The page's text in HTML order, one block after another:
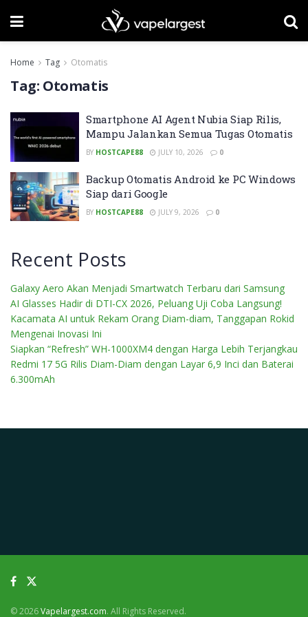
Home Tag Otomatis
Tag: Otomatis
Smartphone AI Agent Nubia Siap Rilis,
Mampu Jalankan Semua Tugas Otomatis
BY HOSTCAPE88 JULY 10, 2026 0
Backup Otomatis Android ke PC Windows
Siap dari Google
BY HOSTCAPE88 JULY 9, 2026 0
Recent Posts
Galaxy Aero Akan Menjadi Smartwatch Terbaru dari Samsung
AI Glasses Hadir di DTI-CX 2026, Peluang Uji Coba Langsung!
Kacamata AI untuk Rekam Orang Diam-diam, Tanggapan Rokid
Mengenai Inovasi Ini
Siapkan “Refresh” WH-1000XM4 dengan Harga Lebih Terjangkau
Redmi 17 5G Rilis Diam-Diam dengan Layar 6,9 Inci dan Baterai
6.300mAh
© 2026Vapelargest.com. All Rights Reserved.